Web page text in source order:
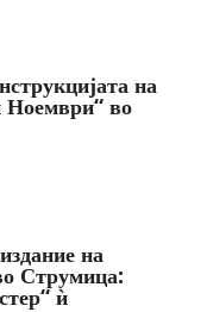
на
Ноември“ во
на
Струмица:
ѝ